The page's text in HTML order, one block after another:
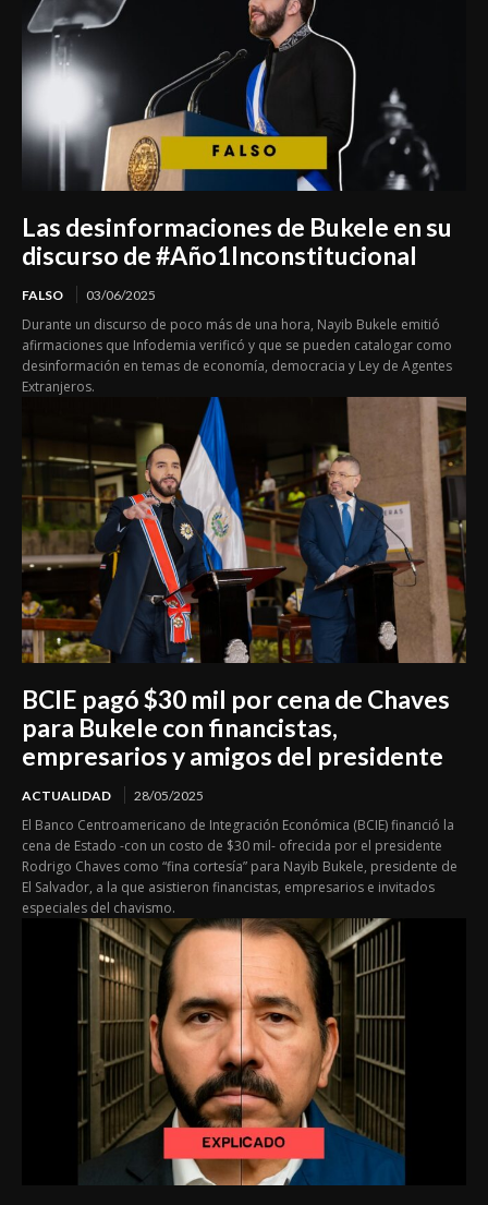
Las desinformaciones de Bukele en su
discurso de #Año1Inconstitucional
FALSO 03/06/2025
Durante un discurso de poco más de una hora, Nayib Bukele emitió
afirmaciones que Infodemia verificó y que se pueden catalogar como
desinformación en temas de economía, democracia y Ley de Agentes
Extranjeros.
BCIE pagó $30 mil por cena de Chaves
para Bukele con financistas,
empresarios y amigos del presidente
ACTUALIDAD 28/05/2025
El Banco Centroamericano de Integración Económica (BCIE) financió la
cena de Estado -con un costo de $30 mil- ofrecida por el presidente
Rodrigo Chaves como “fina cortesía” para Nayib Bukele, presidente de
El Salvador, a la que asistieron financistas, empresarios e invitados
especiales del chavismo.